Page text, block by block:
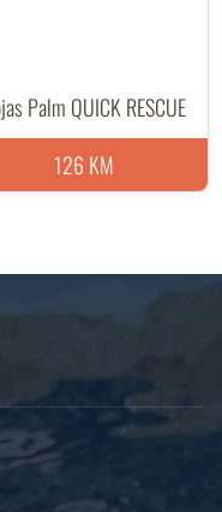
Palm QUICK RESCUE
126 KM